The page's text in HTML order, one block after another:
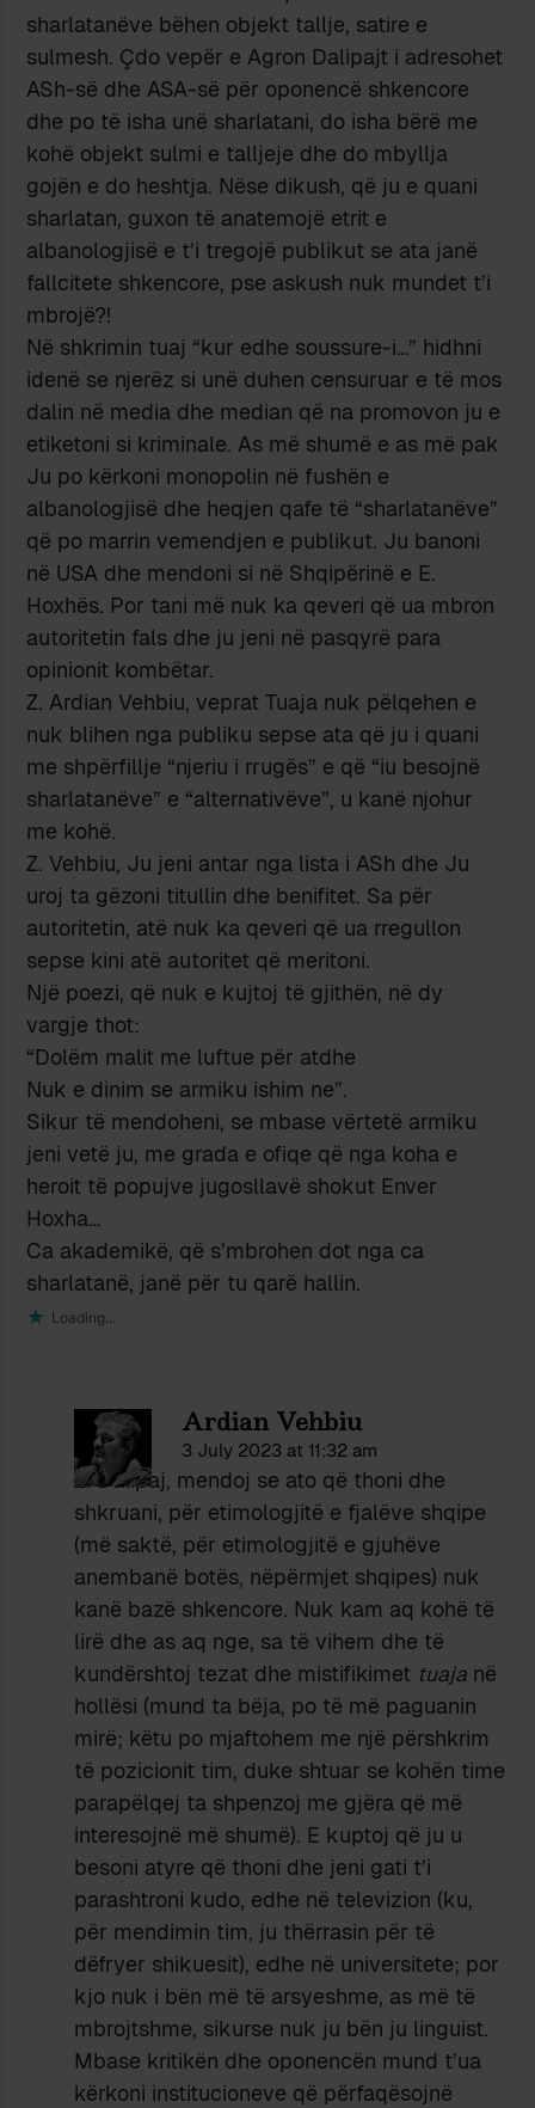
sharlatanëve bëhen objekt tallje, satire e
sulmesh. Çdo vepër e Agron Dalipajt i adresohet
ASh-së dhe ASA-së për oponencë shkencore
dhe po të isha unë sharlatani, do isha bërë me
kohë objekt sulmi e talljeje dhe do mbyllja
gojën e do heshtja. Nëse dikush, që ju e quani
sharlatan, guxon të anatemojë etrit e
albanologjisë e t’i tregojë publikut se ata janë
fallcitete shkencore, pse askush nuk mundet t’i
mbrojë?!
Në shkrimin tuaj “kur edhe soussure-i…” hidhni
idenë se njerëz si unë duhen censuruar e të mos
dalin në media dhe median që na promovon ju e
etiketoni si kriminale. As më shumë e as më pak
Ju po kërkoni monopolin në fushën e
albanologjisë dhe heqjen qafe të “sharlatanëve”
që po marrin vemendjen e publikut. Ju banoni
në USA dhe mendoni si në Shqipërinë e E.
Hoxhës. Por tani më nuk ka qeveri që ua mbron
autoritetin fals dhe ju jeni në pasqyrë para
opinionit kombëtar.
Z. Ardian Vehbiu, veprat Tuaja nuk pëlqehen e
nuk blihen nga publiku sepse ata që ju i quani
me shpërfillje “njeriu i rrugës” e që “iu besojnë
sharlatanëve” e “alternativëve”, u kanë njohur
me kohë.
Z. Vehbiu, Ju jeni antar nga lista i ASh dhe Ju
uroj ta gëzoni titullin dhe benifitet. Sa për
autoritetin, atë nuk ka qeveri që ua rregullon
sepse kini atë autoritet që meritoni.
Një poezi, që nuk e kujtoj të gjithën, në dy
vargje thot:
“Dolëm malit me luftue për atdhe
Nuk e dinim se armiku ishim ne”.
Sikur të mendoheni, se mbase vërtetë armiku
jeni vetë ju, me grada e ofiqe që nga koha e
heroit të popujve jugosllavë shokut Enver
Hoxha…
Ca akademikë, që s’mbrohen dot nga ca
sharlatanë, janë për tu qarë hallin.
Loading...
Ardian Vehbiu
3 July 2023 at 11:32 am
Z. Dalipaj, mendoj se ato që thoni dhe
shkruani, për etimologjitë e fjalëve shqipe
(më saktë, për etimologjitë e gjuhëve
anembanë botës, nëpërmjet shqipes) nuk
kanë bazë shkencore. Nuk kam aq kohë të
lirë dhe as aq nge, sa të vihem dhe të
kundërshtoj tezat dhe mistifikimet tuaja në
hollësi (mund ta bëja, po të më paguanin
mirë; këtu po mjaftohem me një përshkrim
të pozicionit tim, duke shtuar se kohën time
parapëlqej ta shpenzoj me gjëra që më
interesojnë më shumë). E kuptoj që ju u
besoni atyre që thoni dhe jeni gati t’i
parashtroni kudo, edhe në televizion (ku,
për mendimin tim, ju thërrasin për të
dëfryer shikuesit), edhe në universitete; por
kjo nuk i bën më të arsyeshme, as më të
mbrojtshme, sikurse nuk ju bën ju linguist.
Mbase kritikën dhe oponencën mund t’ua
kërkoni institucioneve që përfaqësojnë